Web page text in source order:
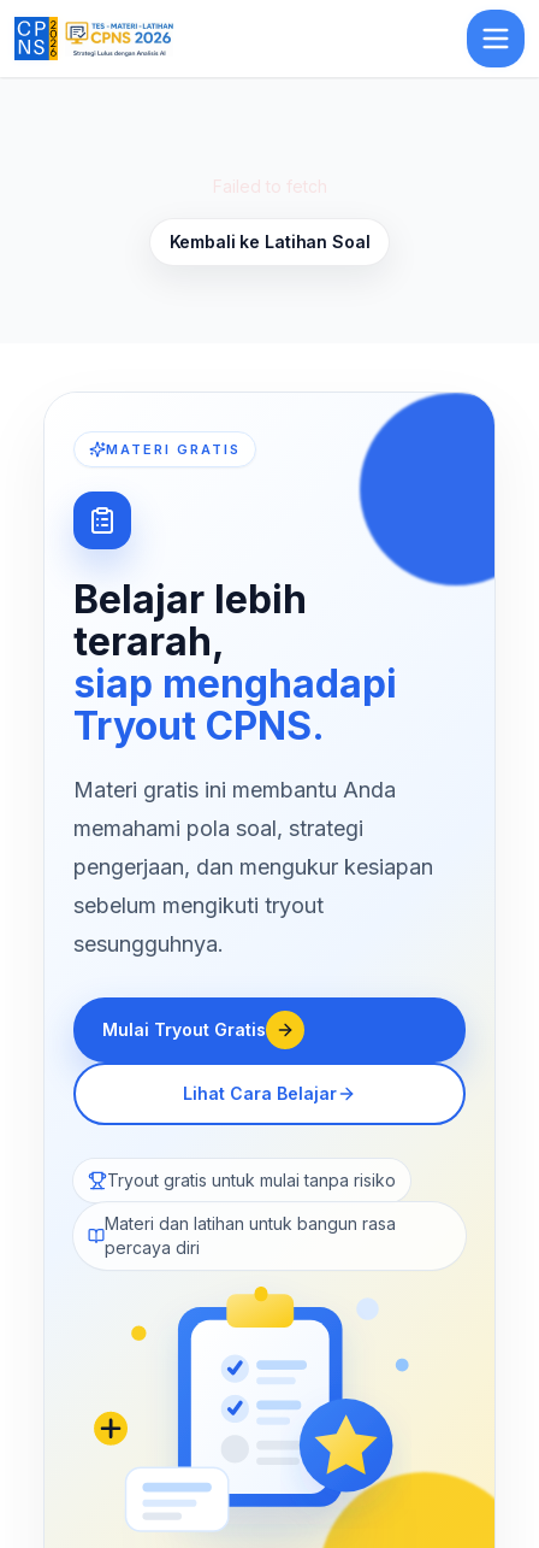
Kembali ke Latihan Soal
MATERI GRATIS
Belajar lebih
terarah,
siap menghadapi
Tryout CPNS.
Materi gratis ini membantu Anda
memahami pola soal, strategi
pengerjaan, dan mengukur kesiapan
sebelum mengikuti tryout
sesungguhnya.
Mulai Tryout Gratis
Lihat Cara Belajar
Tryout gratis untuk mulai tanpa risiko
Materi dan latihan untuk bangun rasa
percaya diri